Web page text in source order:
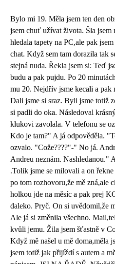
Bylo mi 19. Měla jsem ten den
jsem chuť užívat života. Šla jsem
hledala tapety na PC,ale pak
chat. Když sem tam dorazila tak
stejná nuda. Řekla jsem si: Teď
budu a pak pujdu. Po 20
mu 20. Nejdřív jsme kecali a
Dali jsme si sraz. Byli jsme totiž
si padli do oka. Následoval
klukovi zavolala. V telefonu se
Kdo je tam?" A já odpověděla.
ozvalo. "Cože????"-" No já.
Andreu neznám. Nashledanou."
.Tolik jsme se milovali a on
po tom rozhovoru,že mě zná,ale
holkou jde na měsíc a pak prej
daleko. Pryč. On si uvědomil,že
Ale já si změnila všechno.
kvůli jemu. Žila jsem šťastně v
Když mě našel u mě doma,měla
jsem totiž jak přijíždí s autem a